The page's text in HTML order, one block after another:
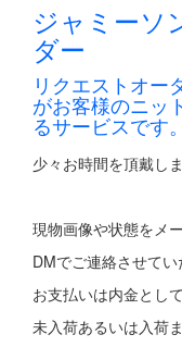
ジャミー
ダー
リクエストオー
がお客様のニッ
るサービスです。
少々お時間を頂戴しま
現物画像や状態をメ
DMでご連絡させてい
お支払いは内金とし
未入荷あるいは入荷